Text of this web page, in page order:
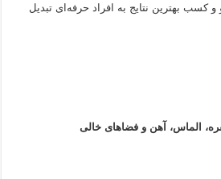
کسب بهترین نتایج به افراد حرفه‌ای تبدیل
الماس، آهن و فضاهای خالی